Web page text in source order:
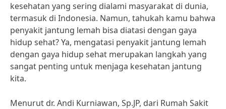
kesehatan yang sering dialami masyarakat di dunia,
termasuk di Indonesia. Namun, tahukah kamu bahwa
penyakit jantung lemah bisa diatasi dengan gaya
hidup sehat? Ya, mengatasi penyakit jantung lemah
dengan gaya hidup sehat merupakan langkah yang
sangat penting untuk menjaga kesehatan jantung
kita.
Menurut dr. Andi Kurniawan, Sp.JP, dari Rumah Sakit